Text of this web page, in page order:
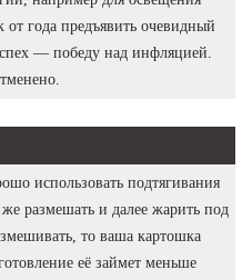
от года предъявить очевидный
— победу над инфляцией.
использовать подтягивания
размешать и далее жарить под
то ваша картошка
её займет меньше